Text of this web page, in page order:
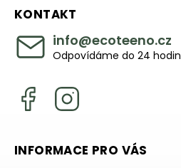
KONTAKT
info@ecoteeno.cz
Odpovídáme do 24 hodin
INFORMACE PRO VÁS